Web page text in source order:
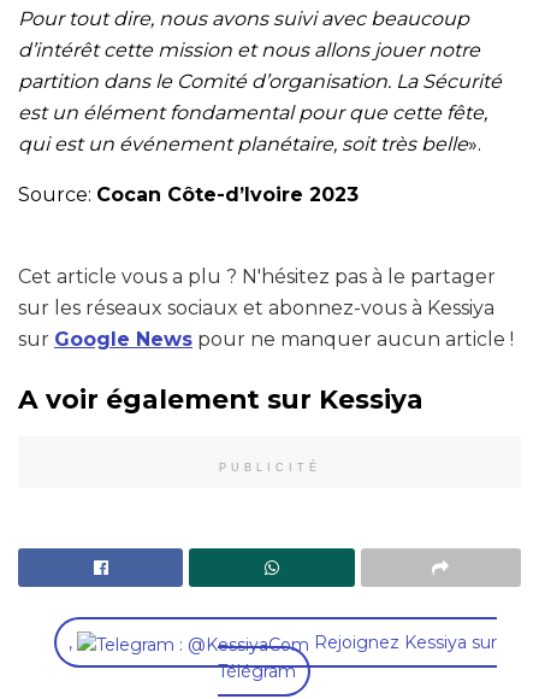
Pour tout dire, nous avons suivi avec beaucoup
d’intérêt cette mission et nous allons jouer notre
partition dans le Comité d’organisation. La Sécurité
est un élément fondamental pour que cette fête,
qui est un événement planétaire, soit très belle».
Source: Cocan Côte-d’Ivoire 2023
Cet article vous a plu ? N'hésitez pas à le partager
sur les réseaux sociaux et abonnez-vous à Kessiya
sur Google News pour ne manquer aucun article !
A voir également sur Kessiya
PUBLICITÉ
,
Rejoignez Kessiya sur
Télégram